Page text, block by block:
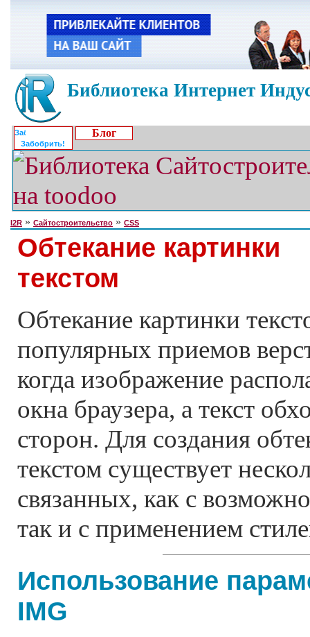
Библиотека Интернет
Забобрить!
Блог
I2R » Сайтостроительство » CSS
Обтекание картинки
текстом
Обтекание картинки
популярных приемов
когда изображение
окна браузера, а текст
сторон. Для создания
текстом существует
связанных, как с
так и с применением
Использование
IMG